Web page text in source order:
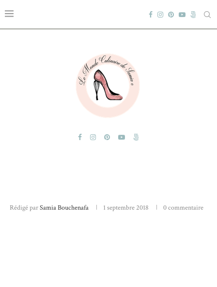
Rédigé parSamia Bouchenafa 1 septembre 2018 0 commentaire